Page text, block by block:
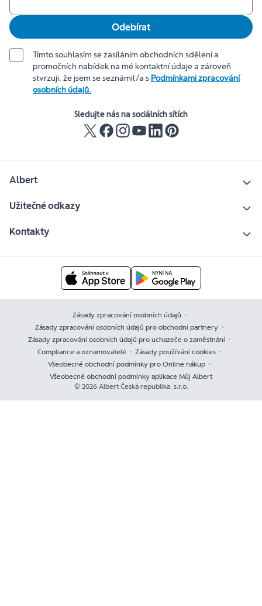
Odebírat
Tímto souhlasím se zasíláním obchodních sdělení a
promočních nabídek na mé kontaktní údaje a zároveň
stvrzuji, že jsem se seznámil/a s Podmínkami zpracování
osobních údajů.
Sledujte nás na sociálních sítích
Albert
Užitečné odkazy
Kontakty
Zásady zpracování osobních údajů
Zásady zpracování osobních údajů pro obchodní partnery
Zásady zpracování osobních údajů pro uchazeče o zaměstnání
Compliance a oznamovatelé
Zásady používání cookies
Všeobecné obchodní podmínky pro Online nákup
Všeobecné obchodní podmínky aplikace Můj Albert
© 2026 Albert Česká republika, s.r.o.